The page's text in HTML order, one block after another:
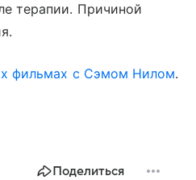
терапии. Причиной
фильмах с Сэмом Нилом.
Поделиться